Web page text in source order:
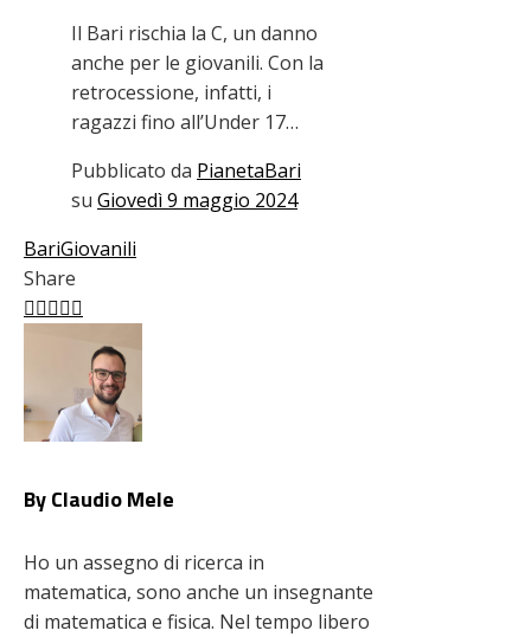
Il Bari rischia la C, un danno
anche per le giovanili. Con la
retrocessione, infatti, i
ragazzi fino all’Under 17…
Pubblicato da PianetaBari
su Giovedì 9 maggio 2024
BariGiovanili
Share
Facebook
Twitter
LinkedIn
Pinterest
Stumbleupon
By Claudio Mele
Ho un assegno di ricerca in
matematica, sono anche un insegnante
di matematica e fisica. Nel tempo libero